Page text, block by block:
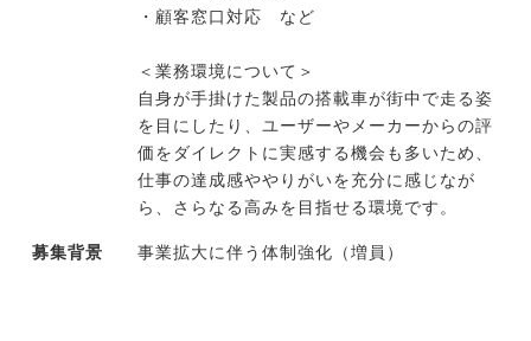
中長期で転職をお考えの方
・顧客窓口対応 など
＜業務環境について＞
自身が手掛けた製品の搭載車が街中で走る姿
を目にしたり、ユーザーやメーカーからの評
価をダイレクトに実感する機会も多いため、
仕事の達成感ややりがいを充分に感じなが
ら、さらなる高みを目指せる環境です。
募集背景 事業拡大に伴う体制強化（増員）